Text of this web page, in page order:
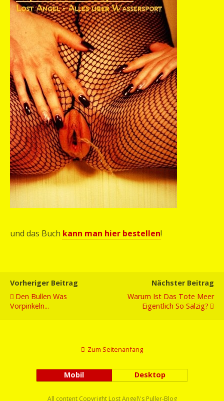
und das Buch kann man hier bestellen!
Vorheriger Beitrag
Den Bullen Was
Vorpinkeln...
Nächster Beitrag
Warum Ist Das Tote Meer
Eigentlich So Salzig?
Zum Seitenanfang
Mobil Desktop
All content Copyright Lost Angel\'s Puller-Blog